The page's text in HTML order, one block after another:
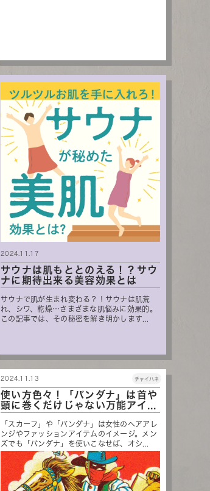
サウナは肌もととのえる！？サウ
ナに期待出来る美容効果とは
サウナで肌が生まれ変わる？！サウナは肌荒
れ、シワ、乾燥…さまざまな肌悩みに効果的。
この記事では、その秘密を解き明かします...
2024.11.17
使い方色々！「バンダナ」は首や
頭に巻くだけじゃない万能アイ...
「スカーフ」や「バンダナ」は女性のヘアアレ
ンジやファッションアイテムのイメージ。メン
ズでも「バンダナ」を使いこなせば、オシ...
2024.11.13 チャイハネ